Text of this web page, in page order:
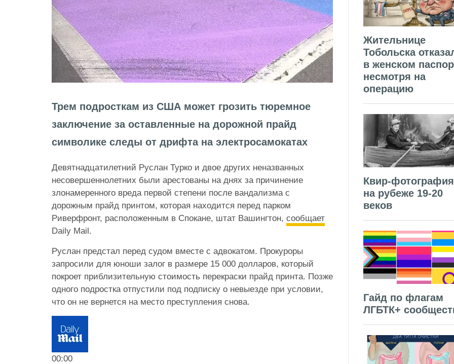
Трем подросткам из США может грозить тюремное
заключение за оставленные на дорожной прайд
символике следы от дрифта на электросамокатах
Девятнадцатилетний Руслан Турко и двое других неназванных
несовершеннолетних были арестованы на днях за причинение
злонамеренного вреда первой степени после вандализма с
дорожным прайд принтом, которая находится перед парком
Риверфронт, расположенным в Спокане, штат Вашингтон, сообщает
Daily Mail.
Руслан предстал перед судом вместе с адвокатом. Прокуроры
запросили для юноши залог в размере 15 000 долларов, который
покроет приблизительную стоимость перекраски прайд принта. Позже
одного подростка отпустили под подписку о невыезде при условии,
что он не вернется на место преступления снова.
00:00
Жительнице
Тобольска
в женском
несмотря на
операцию
Квир-фотография
на рубеже 19-20
веков
Гайд по флагам
ЛГБТК+